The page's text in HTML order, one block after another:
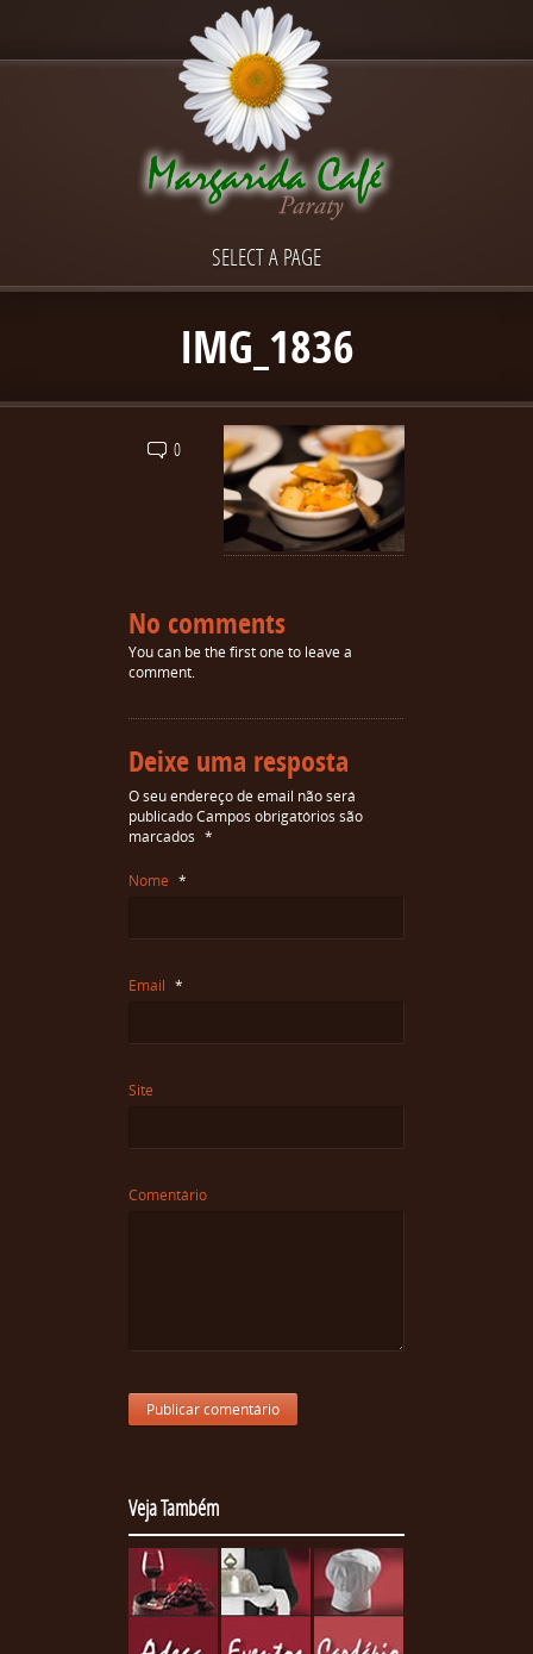
SELECT A PAGE
IMG_1836
0
No comments
You can be the first one to leave a
comment.
Deixe uma resposta
O seu endereço de email não será
publicadoCampos obrigatórios são
marcados *
Nome *
Email *
Site
Comentário
Veja Também